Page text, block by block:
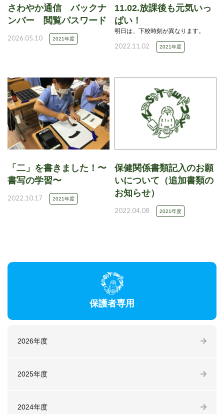
さわやか通信 バックナ
ンバー 閲覧パスワード
2026.05.10 2021年度
11.02.放課後も元気いっ
ぱい！
明日は、下校時刻が異なります。
2022.11.02 2021年度
「二」を書きました！〜
書写の学習〜
2022.10.17 2021年度
保健関係書類記入のお願
いについて（追加書類の
お知らせ）
2022.04.08 2021年度
保護者専用
2026年度
2025年度
2024年度